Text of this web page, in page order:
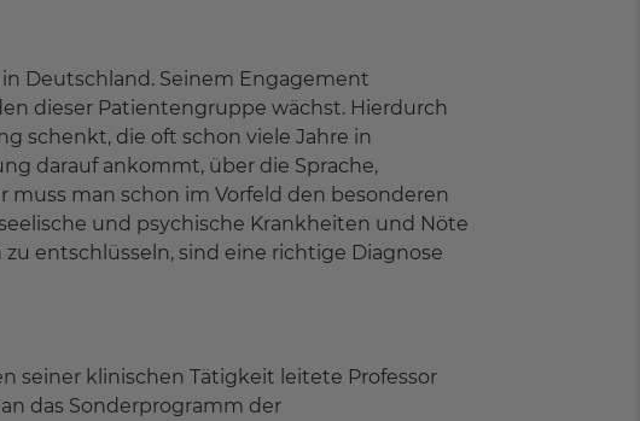
Deutschland. Seinem Engagement
dieser Patientengruppe wächst. Hierdurch
schenkt, die oft schon viele Jahre in
darauf ankommt, über die Sprache,
man schon im Vorfeld den besonderen
und psychische Krankheiten und Nöte
entschlüsseln, sind eine richtige Diagnose
seiner klinischen Tätigkeit leitete Professor
das Sonderprogramm der